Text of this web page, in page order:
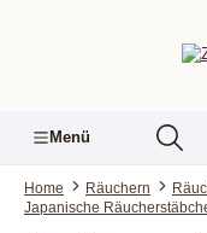
Menü
Home Räuchern
Japanische